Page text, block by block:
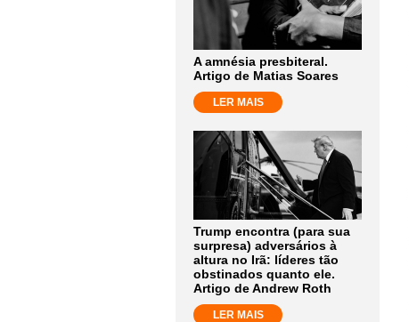
A amnésia presbiteral.
Artigo de Matias Soares
LER MAIS
Trump encontra (para sua
surpresa) adversários à
altura no Irã: líderes tão
obstinados quanto ele.
Artigo de Andrew Roth
LER MAIS